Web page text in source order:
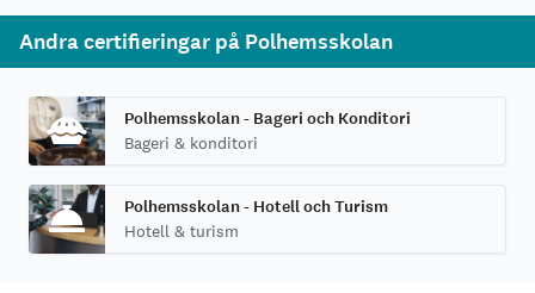
Andra certifieringar på Polhemsskolan
Polhemsskolan - Bageri och Konditori
Bageri & konditori
Polhemsskolan - Hotell och Turism
Hotell & turism